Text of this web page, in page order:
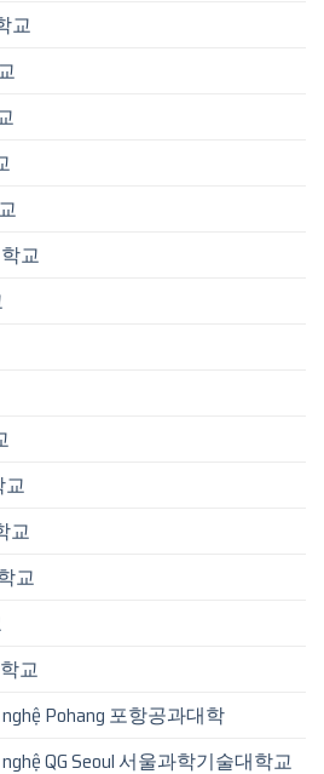
교
교
교
교
교
교
nghệ Pohang 포항공과대학
QG Seoul 서울과학기술대학교